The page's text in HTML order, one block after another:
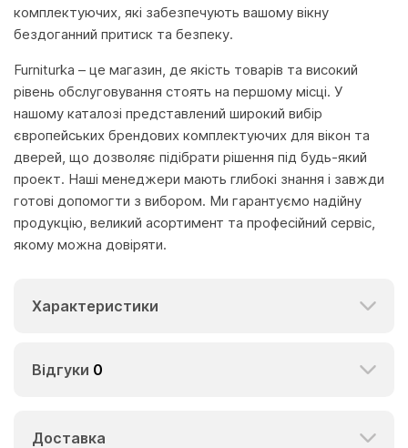
комплектуючих, які забезпечують вашому вікну
бездоганний притиск та безпеку.
Furniturka – це магазин, де якість товарів та високий
рівень обслуговування стоять на першому місці. У
нашому каталозі представлений широкий вибір
європейських брендових комплектуючих для вікон та
дверей, що дозволяє підібрати рішення під будь-який
проект. Наші менеджери мають глибокі знання і завжди
готові допомогти з вибором. Ми гарантуємо надійну
продукцію, великий асортимент та професійний сервіс,
якому можна довіряти.
Характеристики
Відгуки 0
Доставка